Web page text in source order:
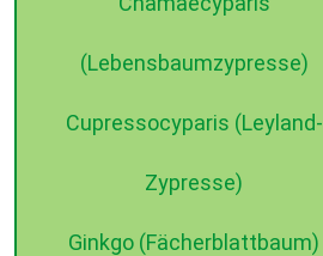
(Lebensbaumzypresse)
Cupressocyparis (Leyland-
Zypresse)
Ginkgo (Fächerblattbaum)